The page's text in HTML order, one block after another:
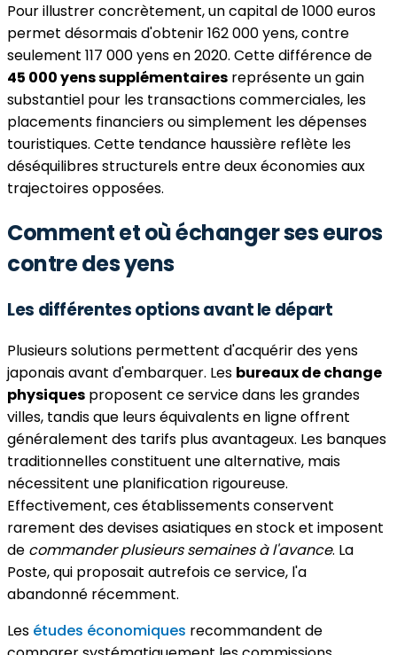
Pour illustrer concrètement, un capital de 1000 euros
permet désormais d'obtenir 162 000 yens, contre
seulement 117 000 yens en 2020. Cette différence de
45 000 yens supplémentaires représente un gain
substantiel pour les transactions commerciales, les
placements financiers ou simplement les dépenses
touristiques. Cette tendance haussière reflète les
déséquilibres structurels entre deux économies aux
trajectoires opposées.
Comment et où échanger ses euros
contre des yens
Les différentes options avant le départ
Plusieurs solutions permettent d'acquérir des yens
japonais avant d'embarquer. Les bureaux de change
physiques proposent ce service dans les grandes
villes, tandis que leurs équivalents en ligne offrent
généralement des tarifs plus avantageux. Les banques
traditionnelles constituent une alternative, mais
nécessitent une planification rigoureuse.
Effectivement, ces établissements conservent
rarement des devises asiatiques en stock et imposent
de commander plusieurs semaines à l'avance. La
Poste, qui proposait autrefois ce service, l'a
abandonné récemment.
Les études économiques recommandent de